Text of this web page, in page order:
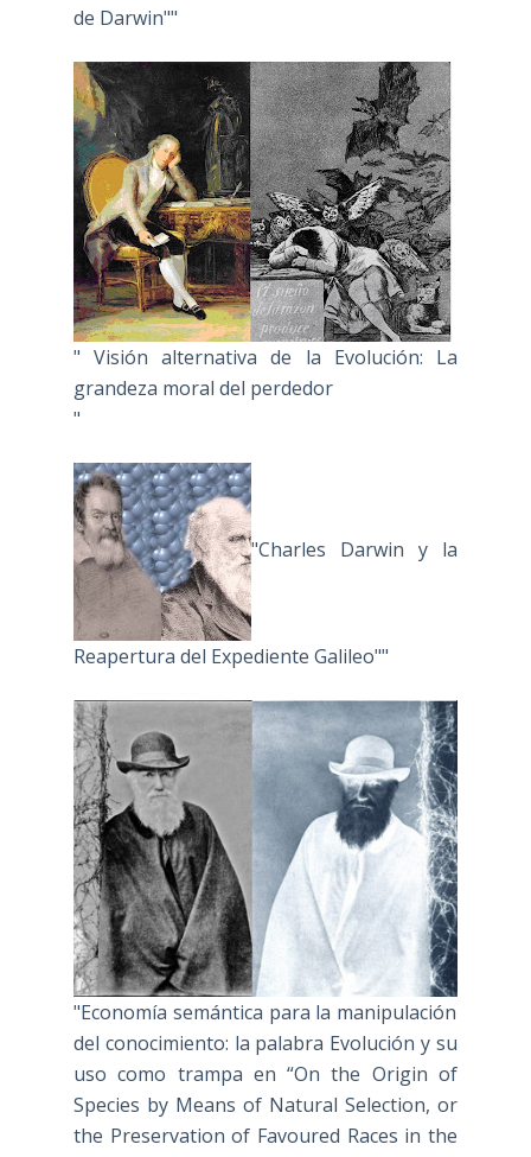
de Darwin""
" Visión alternativa de la Evolución: La
grandeza moral del perdedor
"
"Charles Darwin y la
Reapertura del Expediente Galileo""
"Economía semántica para la manipulación
del conocimiento: la palabra Evolución y su
uso como trampa en “On the Origin of
Species by Means of Natural Selection, or
the Preservation of Favoured Races in the